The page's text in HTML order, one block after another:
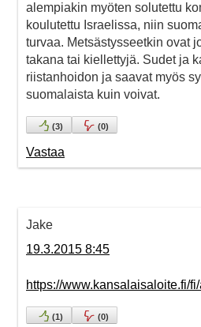
alempiakin myöten solutettu
koulutettu Israelissa, niin
turvaa. Metsästysseetkin ovat
takana tai kiellettyjä. Sudet ja
riistanhoidon ja saavat myös
suomalaista kuin voivat.
(3) (0)
Vastaa
Jake
19.3.2015 8:45
https://www.kansalaisaloite.fi/
(1) (0)